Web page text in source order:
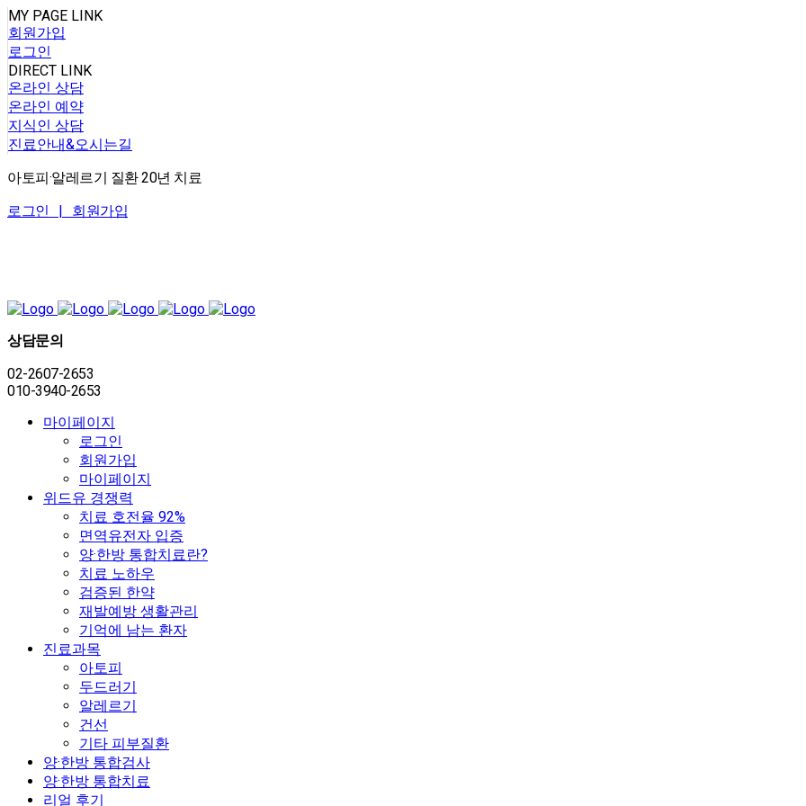
MY PAGE LINK
회원가입
로그인
DIRECT LINK
온라인 상담
온라인 예약
지식인 상담
진료안내&오시는길
아토피·알레르기 질환 20년 치료
로그인 | 회원가입
상담문의
02-2607-2653
010-3940-2653
마이페이지
로그인
회원가입
마이페이지
위드유 경쟁력
치료 호전율 92%
면역유전자 입증
양·한방 통합치료란?
치료 노하우
검증된 한약
재발예방 생활관리
기억에 남는 환자
진료과목
아토피
두드러기
알레르기
건선
기타 피부질환
양·한방 통합검사
양·한방 통합치료
리얼 후기